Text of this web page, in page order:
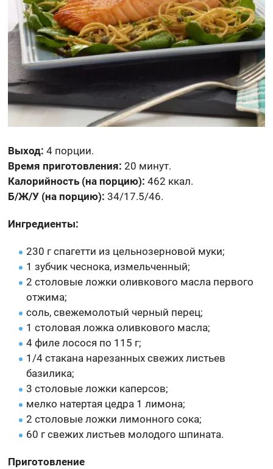
Выход: 4 порции.
Время приготовления: 20 минут.
Калорийность (на порцию): 462 ккал.
Б/Ж/У (на порцию): 34/17.5/46.
Ингредиенты:
230 г спагетти из цельнозерновой муки;
1 зубчик чеснока, измельченный;
2 столовые ложки оливкового масла первого
отжима;
соль, свежемолотый черный перец;
1 столовая ложка оливкового масла;
4 филе лосося по 115 г;
1/4 стакана нарезанных свежих листьев
базилика;
3 столовые ложки каперсов;
мелко натертая цедра 1 лимона;
2 столовые ложки лимонного сока;
60 г свежих листьев молодого шпината.
Приготовление